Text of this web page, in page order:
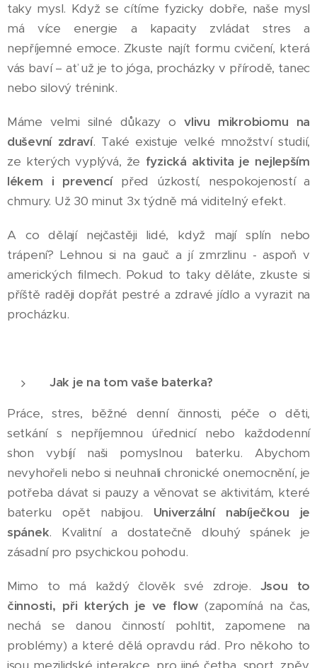
taky mysl. Když se cítíme fyzicky dobře, naše mysl
má více energie a kapacity zvládat stres a
nepříjemné emoce. Zkuste najít formu cvičení, která
vás baví – ať už je to jóga, procházky v přírodě, tanec
nebo silový trénink.
Máme velmi silné důkazy ovlivu mikrobiomu na
duševní zdraví. Také existuje velké množství studií,
ze kterých vyplývá, že fyzická aktivita je nejlepším
lékem i prevencípřed úzkostí, nespokojeností a
chmury. Už 30 minut 3x týdně má viditelný efekt.
A co dělají nejčastěji lidé, když mají splín nebo
trápení? Lehnou si na gauč a jí zmrzlinu - aspoň v
amerických filmech. Pokud to taky děláte, zkuste si
příště raději dopřát pestré a zdravé jídlo a vyrazit na
procházku.
Jak je na tom vaše baterka?
Práce, stres, běžné denní činnosti, péče o děti,
setkání s nepříjemnou úřednicí nebo každodenní
shon vybíjí naši pomyslnou baterku. Abychom
nevyhořeli nebo si neuhnali chronické onemocnění, je
potřeba dávat si pauzy a věnovat se aktivitám, které
baterku opět nabijou. Univerzální nabíječkou je
spánek. Kvalitní a dostatečně dlouhý spánek je
zásadní pro psychickou pohodu.
Mimo to má každý člověk své zdroje. Jsou to
činnosti, při kterých je ve flow(zapomíná na čas,
nechá se danou činností pohltit, zapomene na
problémy) a které dělá opravdu rád. Pro někoho to